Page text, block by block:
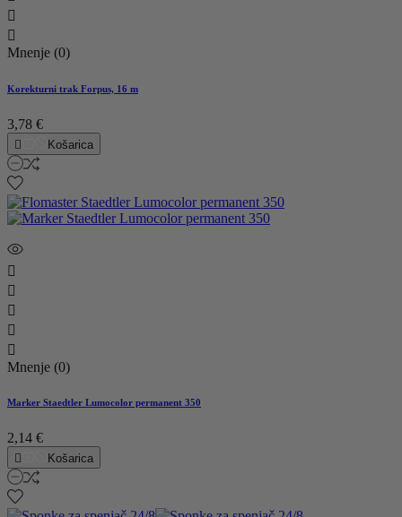


Mnenje (0)
Korekturni trak Forpus, 16 m
3,78 €
 Košarica





Mnenje (0)
Marker Staedtler Lumocolor permanent 350
2,14 €
 Košarica